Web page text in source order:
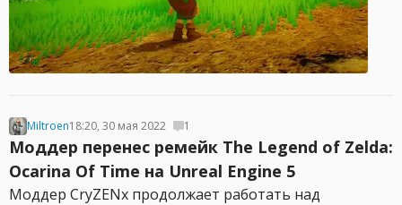
Miltroen18:20, 30 мая 2022 1
Моддер перенес ремейк The Legend of Zelda:
Ocarina Of Time на Unreal Engine 5
Моддер CryZENx продолжает работать над